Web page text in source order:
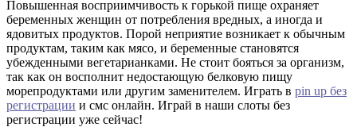
Повышенная восприимчивость к горькой пище охраняет
беременных женщин от потребления вредных, а иногда и
ядовитых продуктов. Порой неприятие возникает к обычным
продуктам, таким как мясо, и беременные становятся
убежденными вегетарианками. Не стоит бояться за организм,
так как он восполнит недостающую белковую пищу
морепродуктами или другим заменителем. Играть в pin up без
регистрации и смс онлайн. Играй в наши слоты без
регистрации уже сейчас!